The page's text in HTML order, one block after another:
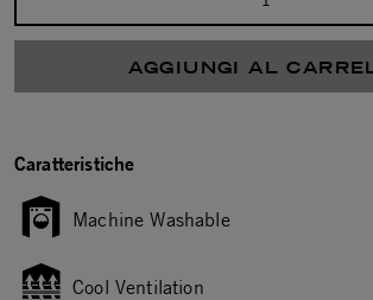
AGGIUNGI AL
Caratteristiche
Machine Washable
Cool Ventilation